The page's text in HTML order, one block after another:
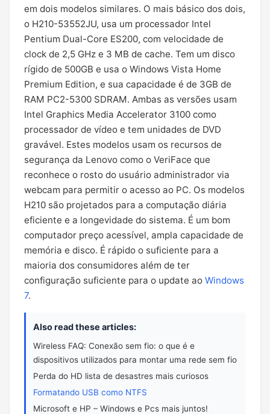
em dois modelos similares. O mais básico dos dois,
o H210-53552JU, usa um processador Intel
Pentium Dual-Core ES200, com velocidade de
clock de 2,5 GHz e 3 MB de cache. Tem um disco
rígido de 500GB e usa o Windows Vista Home
Premium Edition, e sua capacidade é de 3GB de
RAM PC2-5300 SDRAM. Ambas as versões usam
Intel Graphics Media Accelerator 3100 como
processador de vídeo e tem unidades de DVD
gravável. Estes modelos usam os recursos de
segurança da Lenovo como o VeriFace que
reconhece o rosto do usuário administrador via
webcam para permitir o acesso ao PC. Os modelos
H210 são projetados para a computação diária
eficiente e a longevidade do sistema. É um bom
computador preço acessível, ampla capacidade de
memória e disco. É rápido o suficiente para a
maioria dos consumidores além de ter
configuração suficiente para o update ao Windows
7.
Also read these articles:
Wireless FAQ: Conexão sem fio: o que é e
dispositivos utilizados para montar uma rede sem fio
Perda do HD lista de desastres mais curiosos
Formatando USB como NTFS
Microsoft e HP – Windows e Pcs mais juntos!